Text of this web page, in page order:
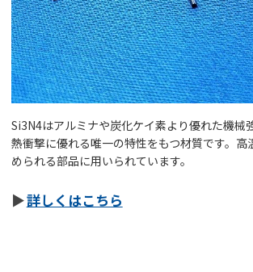
Si3N4はアルミナや炭化ケイ素より優れた機械
熱衝撃に優れる唯一の特性をもつ材質です。高
められる部品に用いられています。
詳しくはこちら